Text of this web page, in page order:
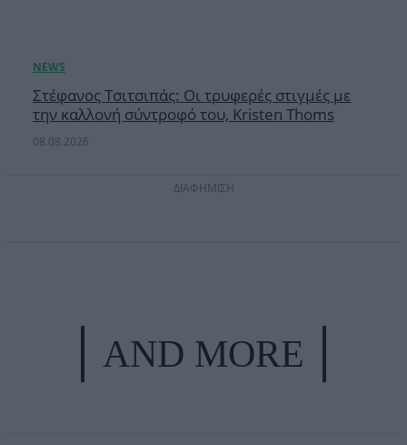
Στέφανος Τσιτσιπάς: Οι τρυφερές στιγμές με
την καλλονή σύντροφό του, Kristen Thoms
08.08.2026
ΔΙΑΦΗΜΙΣΗ
AND MORE